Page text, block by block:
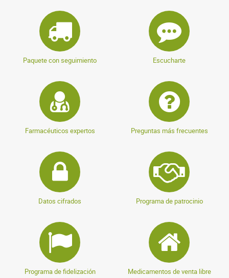
Paquete con seguimiento Escucharte
Farmacéuticos expertos Preguntas más frecuentes
Datos cifrados Programa de patrocinio
Programa de fidelización Medicamentos de venta libre